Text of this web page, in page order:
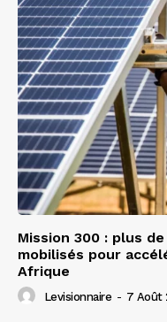
Mission 300 : plus
mobilisés pour
Afrique
Levisionnaire - 7 Août